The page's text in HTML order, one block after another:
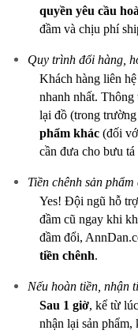
quyền yêu cầu
đầm và chịu phí
Quy trình đổi hàng,
Khách hàng liên
nhanh nhất.
lại đồ (trong
phẩm khác (đối
cần đưa cho bưu tá
Tiền chênh sản
Yes! Đội ngũ hỗ
đầm cũ ngay khi
đầm đổi,
tiền chênh.
Nếu hoàn tiền, nhận
Sau 1 giờ, kể từ
nhận lại sản phẩm,